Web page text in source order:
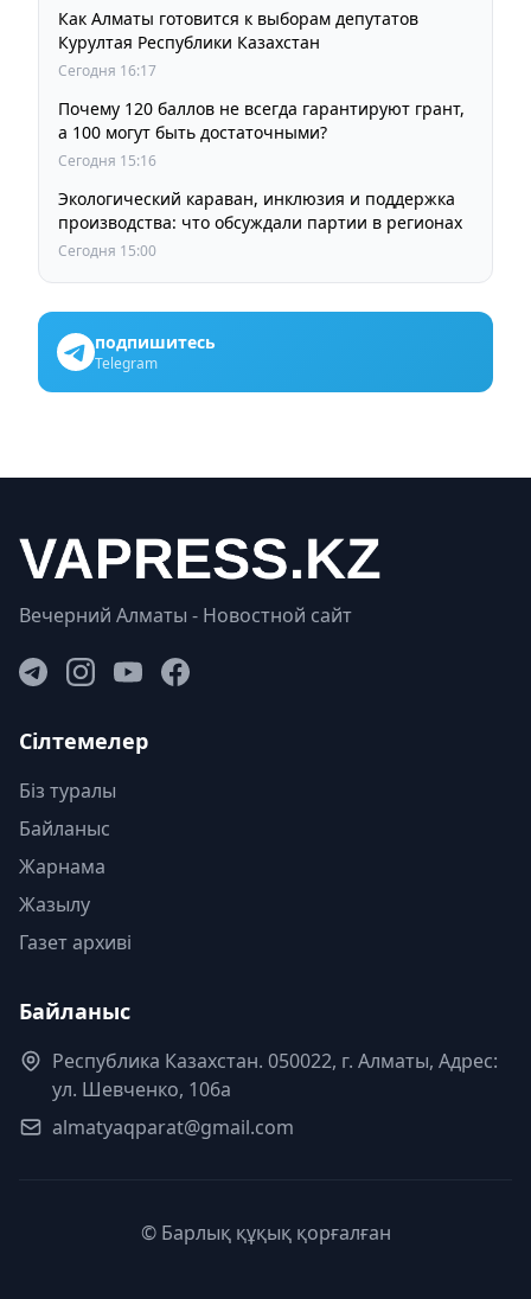
Как Алматы готовится к выборам депутатов
Курултая Республики Казахстан
Сегодня 16:17
Почему 120 баллов не всегда гарантируют грант,
а 100 могут быть достаточными?
Сегодня 15:16
Экологический караван, инклюзия и поддержка
производства: что обсуждали партии в регионах
Сегодня 15:00
подпишитесь
Telegram
Вечерний Алматы - Новостной сайт
Сілтемелер
Біз туралы
Байланыс
Жарнама
Жазылу
Газет архиві
Байланыс
Республика Казахстан. 050022, г. Алматы, Адрес:
ул. Шевченко, 106а
almatyaqparat@gmail.com
© Барлық құқық қорғалған